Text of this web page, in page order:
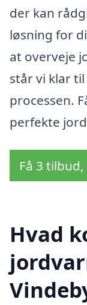
der kan
løsning for
at overveje
står vi klar
processen.
perfekte
Få 3
Hvad